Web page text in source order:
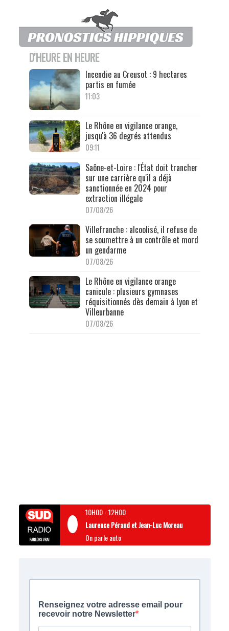
D'HEURE EN HEURE
Incendie au Creusot : 9 hectares
partis en fumée
11:03
Le Rhône en vigilance orange,
jusqu'à 36 degrés attendus
09:11
Saône-et-Loire : l'État doit trancher
sur une carrière qu'il a déjà
sanctionnée en 2024 pour
extraction illégale
07/08/26
Villefranche : alcoolisé, il refuse de
se soumettre à un contrôle et mord
un gendarme
07/08/26
Le Rhône en vigilance orange
canicule : plusieurs gymnases
réquisitionnés dès demain à Lyon et
Villeurbanne
07/08/26
10H00-12H00
Laurence Péraud et Jean-Luc Moreau
On parle auto